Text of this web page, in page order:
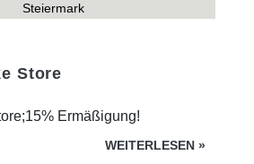
Steiermark
Store
Ermäßigung!
WEITERLESEN »